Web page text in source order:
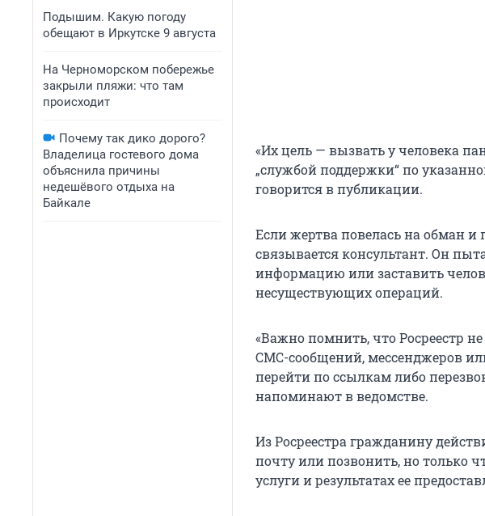
Подышим. Какую погоду
обещают в Иркутске 9 августа
На Черноморском побережье
закрыли пляжи: что там
происходит
Почему так дико дорого?
Владелица гостевого дома
объяснила причины
недешёвого отдыха на
Байкале
«Их цель — вызвать у человека
„службой поддержки“ по
говорится в публикации.
Если жертва повелась на обман и
связывается консультант. Он
информацию или заставить
несуществующих операций.
«Важно помнить, что Росреестр
СМС-сообщений, мессенджеров
перейти по ссылкам либо
напоминают в ведомстве.
Из Росреестра гражданину
почту или позвонить, но только
услуги и результатах ее